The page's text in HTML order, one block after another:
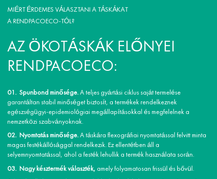
MIÉRT ÉRDEMES VÁLASZTANI A TÁSKÁKAT
A RENDPACOECO-TÓL?
AZ ÖKOTÁSKÁK ELŐNYEI
RENDPACOECO:
Spunbond minősége.A teljes gyártási ciklus saját termelése
garantáltan stabil minőséget biztosít, a termékek rendelkeznek
egészségügyi-epidemiológiai megállapításokkal és megfelelnek a
nemzetközi szabványoknak.
Nyomtatás minősége.A táskára flexográfiai nyomtatással felvitt minta
magas festékállósággal rendelkezik. Ez ellentétben áll a
selyemnyomtatással, ahol a festék lehullik a termék használata során.
Nagy késztermék választék, amely folyamatosan frissül és bővül.